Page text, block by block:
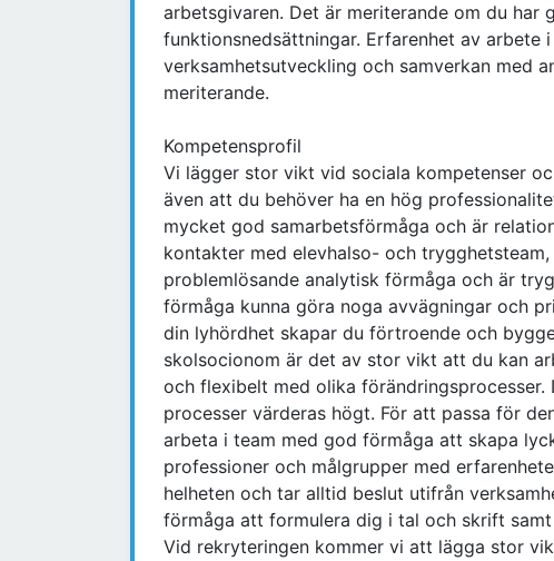
arbetsgivaren. Det är meriterande om du har
funktionsnedsättningar. Erfarenhet av arbete
verksamhetsutveckling och samverkan med
meriterande.
Kompetensprofil
Vi lägger stor vikt vid sociala kompetenser
även att du behöver ha en hög
mycket god samarbetsförmåga och är
kontakter med elevhalso- och
problemlösande analytisk förmåga och är
förmåga kunna göra noga avvägningar och
din lyhördhet skapar du förtroende och
skolsocionom är det av stor vikt att du kan
och flexibelt med olika
processer värderas högt. För att passa för
arbeta i team med god förmåga att skapa
professioner och målgrupper med
helheten och tar alltid beslut utifrån
förmåga att formulera dig i tal och skrift
Vid rekryteringen kommer vi att lägga stor